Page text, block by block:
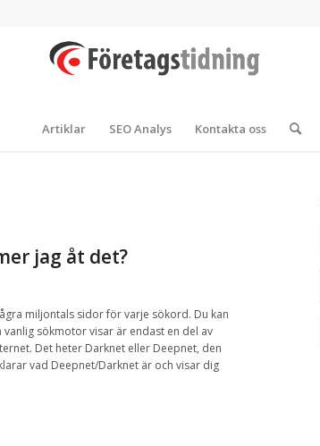
Artiklar SEO Analys Kontakta oss
jag åt det?
miljontals sidorför varje sökord. Du kan
vanlig sökmotor visar är endast en del av
. Det heter Darknet eller Deepnet, den
vad Deepnet/Darknet är och visar dig